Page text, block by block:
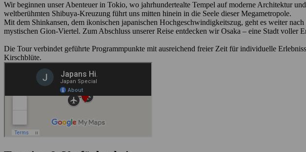
Wir beginnen unser Abenteuer in Tokio, wo jahrhundertealte Tempel auf moderne Architektur
weltberühmten Shibuya-Kreuzung führt uns mitten hinein in die Seele dieser Megametropole.
Mit dem Shinkansen, dem ikonischen japanischen Hochgeschwindigkeitszug, geht es weiter
mystischen Gion-Viertel. Zum Abschluss unserer Reise entdecken wir Osaka – eine Stadt voller
Die Tour verbindet geführte Programmpunkte mit ausreichend freier Zeit für individuelle
Kirschblüte.